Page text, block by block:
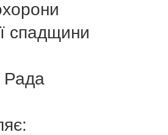
спадщини
Рада